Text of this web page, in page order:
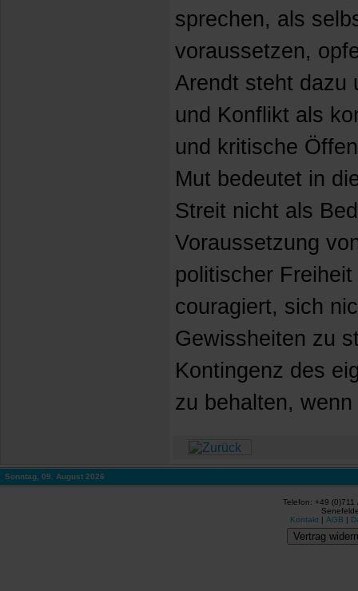
sprechen, als
voraussetzen,
Arendt steht dazu
und Konflikt als
und kritische
Mut bedeutet in
Streit nicht als
Voraussetzung
politischer
couragiert, sich
Gewissheiten zu
Kontingenz des
zu behalten,
Sonntag, 09. August 2026
Telefon: +49
Kontakt | AGB |
Vertrag